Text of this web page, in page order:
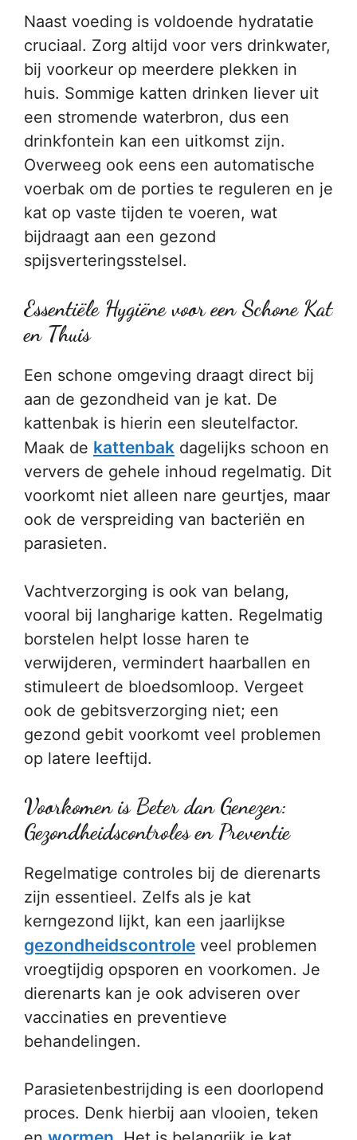
Naast voeding is voldoende hydratatie
cruciaal. Zorg altijd voor vers drinkwater,
bij voorkeur op meerdere plekken in
huis. Sommige katten drinken liever uit
een stromende waterbron, dus een
drinkfontein kan een uitkomst zijn.
Overweeg ook eens een automatische
voerbak om de porties te reguleren en je
kat op vaste tijden te voeren, wat
bijdraagt aan een gezond
spijsverteringsstelsel.
Essentiële Hygiëne voor een Schone Kat
en Thuis
Een schone omgeving draagt direct bij
aan de gezondheid van je kat. De
kattenbak is hierin een sleutelfactor.
Maak de kattenbak dagelijks schoon en
ververs de gehele inhoud regelmatig. Dit
voorkomt niet alleen nare geurtjes, maar
ook de verspreiding van bacteriën en
parasieten.
Vachtverzorging is ook van belang,
vooral bij langharige katten. Regelmatig
borstelen helpt losse haren te
verwijderen, vermindert haarballen en
stimuleert de bloedsomloop. Vergeet
ook de gebitsverzorging niet; een
gezond gebit voorkomt veel problemen
op latere leeftijd.
Voorkomen is Beter dan Genezen:
Gezondheidscontroles en Preventie
Regelmatige controles bij de dierenarts
zijn essentieel. Zelfs als je kat
kerngezond lijkt, kan een jaarlijkse
gezondheidscontrole veel problemen
vroegtijdig opsporen en voorkomen. Je
dierenarts kan je ook adviseren over
vaccinaties en preventieve
behandelingen.
Parasietenbestrijding is een doorlopend
proces. Denk hierbij aan vlooien, teken